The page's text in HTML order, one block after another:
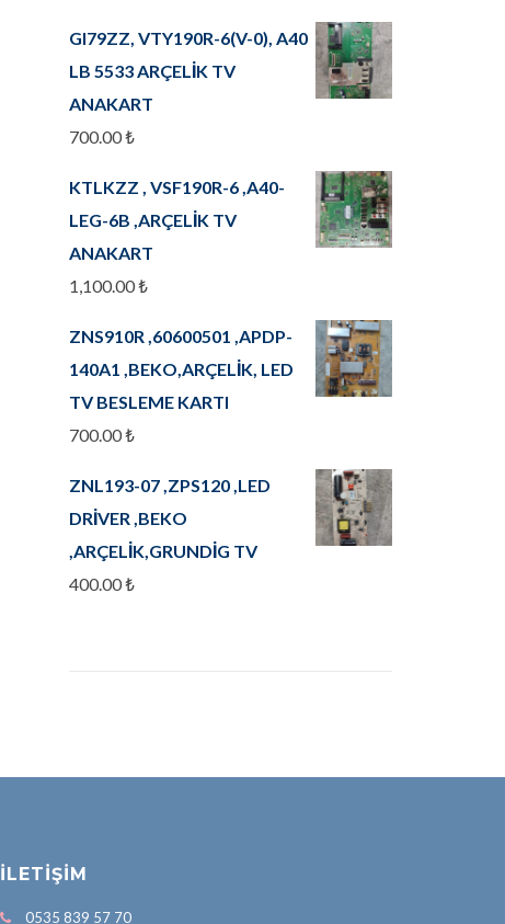
GI79ZZ, VTY190R-6(V-0), A40
LB 5533 ARÇELİK TV
ANAKART
700.00₺
KTLKZZ , VSF190R-6 ,A40-
LEG-6B ,ARÇELİK TV
ANAKART
1,100.00₺
ZNS910R ,60600501 ,APDP-
140A1 ,BEKO,ARÇELİK, LED
TV BESLEME KARTI
700.00₺
ZNL193-07 ,ZPS120 ,LED
DRİVER ,BEKO
,ARÇELİK,GRUNDİG TV
400.00₺
İLETIŞIM
0535 839 57 70